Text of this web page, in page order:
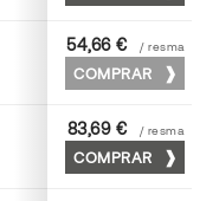
75 x 53
54,66 € / resma
COMPRAR
65 x 90
83,69 € / resma
COMPRAR